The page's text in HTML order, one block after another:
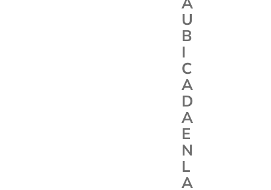
U
B
I
C
A
D
A
E
N
L
A